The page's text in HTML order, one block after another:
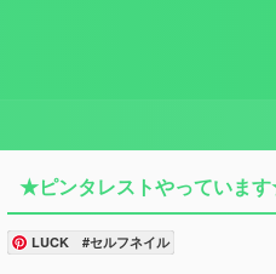
★ピンタレストやっていま
LUCK #セルフネイル